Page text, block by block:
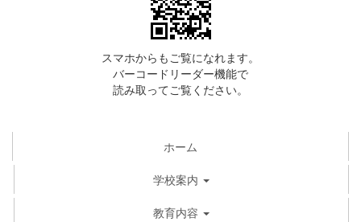
スマホからもご覧になれます。
バーコードリーダー機能で
読み取ってご覧ください。
ホーム
学校案内
教育内容